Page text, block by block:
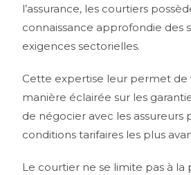
l’assurance, les courtiers
connaissance approfondie des
exigences sectorielles.
Cette expertise leur permet de
manière éclairée sur les
de négocier avec les assureurs
conditions tarifaires les plus
Le courtier ne se limite pas à la